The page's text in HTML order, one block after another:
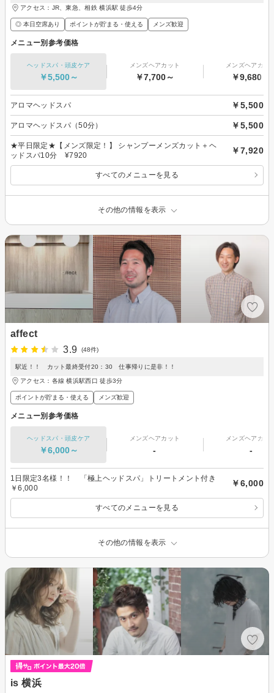
アクセス：JR、東急、相鉄 横浜駅 徒歩4分
◎ 本日空席あり ポイントが貯まる・使える メンズ歓迎
メニュー別参考価格
ヘッドスパ・頭皮ケア
￥5,500～
メンズヘアカット
￥7,700～
メンズヘアカラ
￥9,680～
アロマヘッドスパ ￥5,500
アロマヘッドスパ（50分） ￥5,500
★平日限定★【メンズ限定！】 シャンプーメンズカット＋ヘ
ッドスパ10分 ¥7920
￥7,920
すべてのメニューを見る
その他の情報を表示
affect
3.9
(48件)
駅近！！ カット最終受付20：30 仕事帰りに是非！！
アクセス：各線 横浜駅西口 徒歩3分
ポイントが貯まる・使える メンズ歓迎
メニュー別参考価格
ヘッドスパ・頭皮ケア
￥6,000～
メンズヘアカット
-
メンズヘアカラ
-
1日限定3名様！！ 「極上ヘッドスパ」トリートメント付き
￥6,000
￥6,000
すべてのメニューを見る
その他の情報を表示
is 横浜